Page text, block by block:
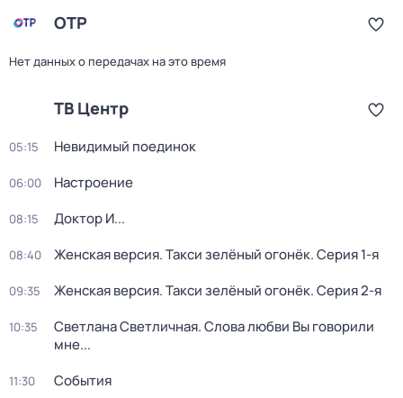
ОТР
Нет данных о передачах на это время
ТВ Центр
05:15 Невидимый поединок
06:00 Настроение
08:15 Доктор И...
08:40 Женская версия. Такси зелёный огонёк. Серия 1-я
09:35 Женская версия. Такси зелёный огонёк. Серия 2-я
10:35
Светлана Светличная. Слова любви Вы говорили
мне...
11:30 События